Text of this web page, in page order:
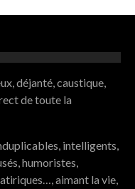
déjanté, caustique,
de toute la
intelligents,
humoristes,
aimant la vie,